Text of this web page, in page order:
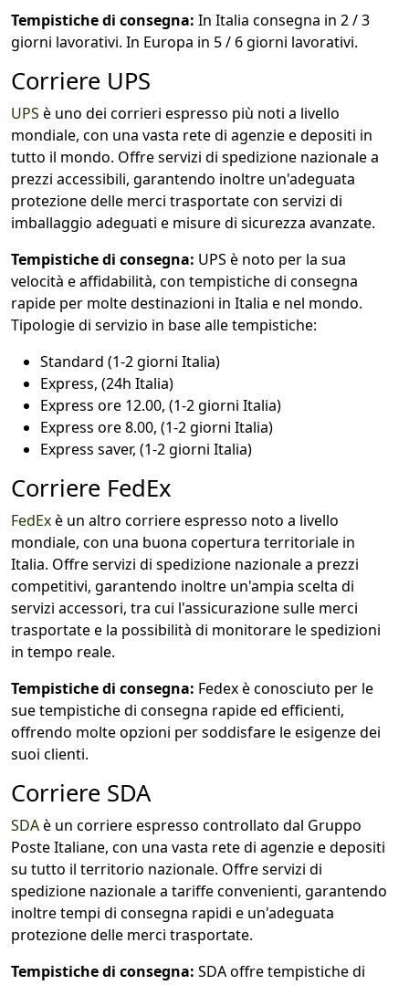
Tempistiche di consegna: In Italia consegna in 2 / 3
giorni lavorativi. In Europa in 5 / 6 giorni lavorativi.
Corriere UPS
UPS è uno dei corrieri espresso più noti a livello
mondiale, con una vasta rete di agenzie e depositi in
tutto il mondo. Offre servizi di spedizione nazionale a
prezzi accessibili, garantendo inoltre un'adeguata
protezione delle merci trasportate con servizi di
imballaggio adeguati e misure di sicurezza avanzate.
Tempistiche di consegna: UPS è noto per la sua
velocità e affidabilità, con tempistiche di consegna
rapide per molte destinazioni in Italia e nel mondo.
Tipologie di servizio in base alle tempistiche:
Standard (1-2 giorni Italia)
Express, (24h Italia)
Express ore 12.00, (1-2 giorni Italia)
Express ore 8.00, (1-2 giorni Italia)
Express saver, (1-2 giorni Italia)
Corriere FedEx
FedExè un altro corriere espresso noto a livello
mondiale, con una buona copertura territoriale in
Italia. Offre servizi di spedizione nazionale a prezzi
competitivi, garantendo inoltre un'ampia scelta di
servizi accessori, tra cui l'assicurazione sulle merci
trasportate e la possibilità di monitorare le spedizioni
in tempo reale.
Tempistiche di consegna: Fedex è conosciuto per le
sue tempistiche di consegna rapide ed efficienti,
offrendo molte opzioni per soddisfare le esigenze dei
suoi clienti.
Corriere SDA
SDAè un corriere espresso controllato dal Gruppo
Poste Italiane, con una vasta rete di agenzie e depositi
su tutto il territorio nazionale. Offre servizi di
spedizione nazionale a tariffe convenienti, garantendo
inoltre tempi di consegna rapidi e un'adeguata
protezione delle merci trasportate.
Tempistiche di consegna: SDA offre tempistiche di